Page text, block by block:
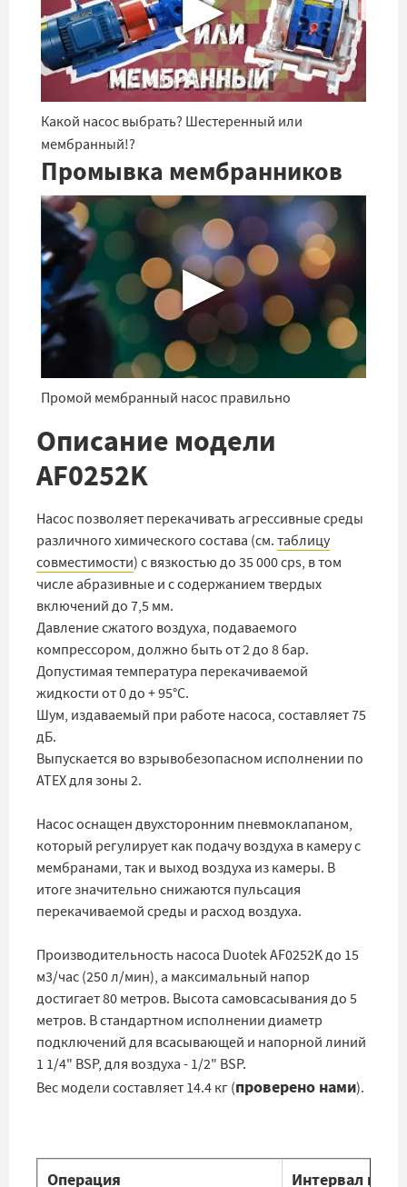
Какой насос выбрать? Шестеренный или
мембранный!?
Промывка мембранников
▶
Промой мембранный насос правильно
Описание модели
AF0252K
Насос позволяет перекачивать агрессивные среды
различного химического состава (см. таблицу
совместимости) с вязкостью до 35 000 cps, в том
числе абразивные и с содержанием твердых
включений до 7,5 мм.
Давление сжатого воздуха, подаваемого
компрессором, должно быть от 2 до 8 бар.
Допустимая температура перекачиваемой
жидкости от 0 до + 95°C.
Шум, издаваемый при работе насоса, составляет 75
дБ.
Выпускается во взрывобезопасном исполнении по
ATEX для зоны 2.
Насос оснащен двухсторонним пневмоклапаном,
который регулирует как подачу воздуха в камеру с
мембранами, так и выход воздуха из камеры. В
итоге значительно снижаются пульсация
перекачиваемой среды и расход воздуха.
Производительность насоса Duotek AF0252K до 15
м3/час (250 л/мин), а максимальный напор
достигает 80 метров. Высота самовсасывания до 5
метров. В стандартном исполнении диаметр
подключений для всасывающей и напорной линий
1 1/4" BSP, для воздуха - 1/2" BSP.
Вес модели составляет 14.4 кг (проверено нами).
Операция Интервал